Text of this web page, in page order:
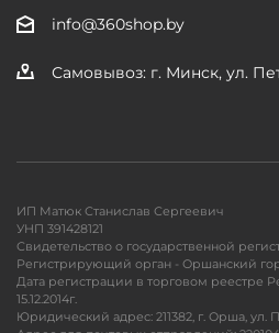
info@360shop.by
Самовывоз: г. Минск, ул.
ИП Матюк Станислав Сергеевич
УНП 391428121
Свидетельство о государственной
Регистрирующий орган - Оршанский
Дата регистрации в торговом реестре
15.12.2014г.
Юридический адрес: 211382, г. Орша, ул.